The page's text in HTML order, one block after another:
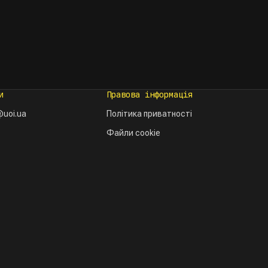
Правова інформація
Політика приватності
Файли cookie